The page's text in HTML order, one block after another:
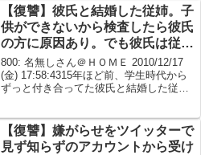
るということは、あっちに謝罪した方
が...
【復讐】彼氏と結婚した従姉。子
供ができないから検査したら彼氏
の方に原因あり。でも彼氏は従姉
の方に原因が…みたいに親戚中に
触れまわった。【ざまぁ】
800: 名無しさん＠ＨＯＭＥ 2010/12/17
(金) 17:58:4315年ほど前、学生時代から
ずっと付き合ってた彼氏と結婚した従
でも彼氏は自分の親にそのこ...
【復讐】嫌がらせをツイッターで
見ず知らずのアカウントから受け